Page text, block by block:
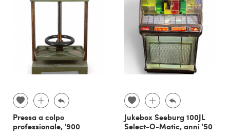
Pressa a colpo
professionale, '900
Jukebox Seeburg 100JL
Select-O-Matic, anni '50